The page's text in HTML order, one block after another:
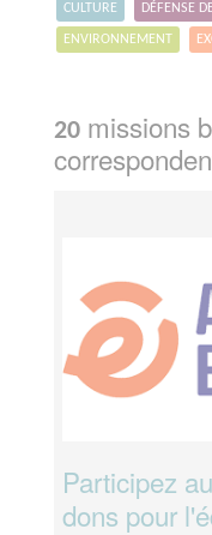
CULTURE DÉFENSE
ENVIRONNEMENT
20 missions
Participez
dons pour